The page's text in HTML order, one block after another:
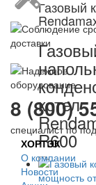
Газовый
котел
R600
8 (800)
специалист по
ХОРТЭК
О компании
Новости